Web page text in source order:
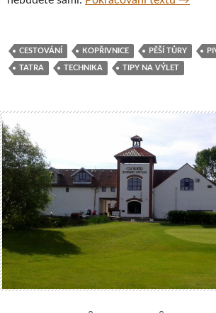
CESTOVÁNÍ KOPŘIVNICE PĚŠÍ TŮRY
TATRA TECHNIKA TIPY NA VÝLET